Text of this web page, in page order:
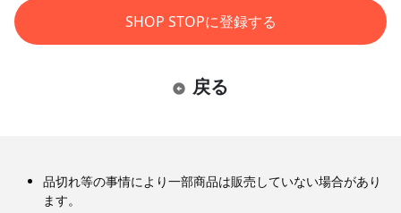
SHOP STOPに登録する
戻る
品切れ等の事情により一部商品は販売していない場合があり
ます。